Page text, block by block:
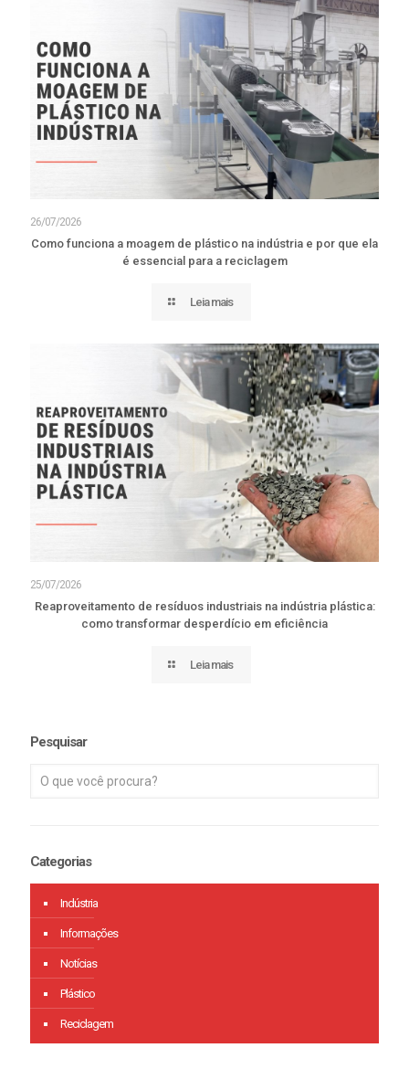
26/07/2026
Como funciona a moagem de plástico na indústria e por que ela
é essencial para a reciclagem
Leia mais
25/07/2026
Reaproveitamento de resíduos industriais na indústria plástica:
como transformar desperdício em eficiência
Leia mais
Pesquisar
Categorias
Indústria
Informações
Notícias
Plástico
Reciclagem